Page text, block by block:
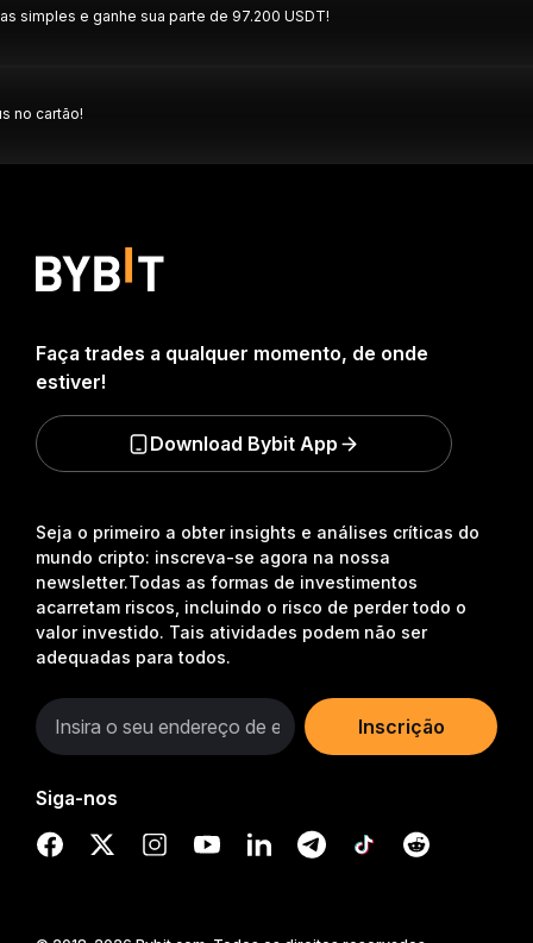
simples e ganhe sua parte de 97.200 USDT!
no cartão!
Seja o primeiro a obter insights e análises críticas do
mundo cripto: inscreva-se agora na nossa
newsletter.Todas as formas de investimentos
acarretam riscos, incluindo o risco de perder todo o
valor investido. Tais atividades podem não ser
adequadas para todos.
Inscrição
Siga-nos
Faça trades a qualquer momento, de onde
estiver!
Download Bybit App